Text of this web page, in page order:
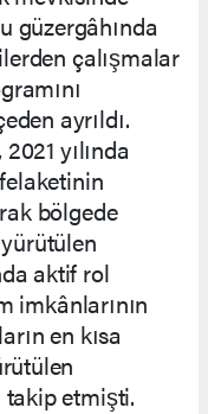
güzergâhında
çalışmalar
ayrıldı.
yılında
bölgede
aktif rol
imkânlarının
en kısa
takip etmişti.